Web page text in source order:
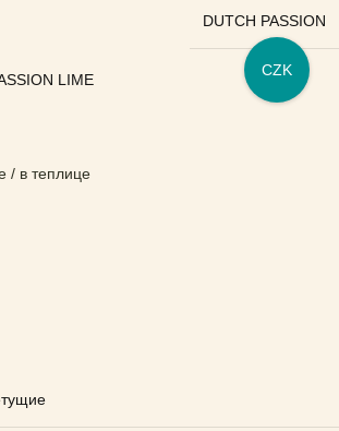
DUTCH PASSION
LIME
/ в теплице
CZK